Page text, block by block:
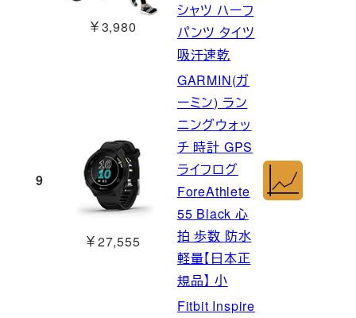
￥3,980
シャツ ハーフ
パンツ タイツ
吸汗速乾
9
￥27,555
GARMIN(ガ
ーミン) ラン
ニングウォッ
チ 時計 GPS
ライフログ
ForeAthlete
55 Black 心
拍 歩数 防水
軽量【日本正
規品】 小
Fitbit Inspire